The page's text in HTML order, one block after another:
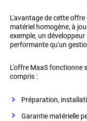
L'avantage de cette
matériel homogène, à
exemple, un
performante qu'un
L'offre MaaS fonctionne
compris :
Préparation,
Garantie matérielle